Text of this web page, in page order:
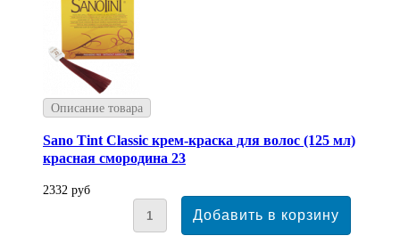
Описание товара
Sano Tint Classic крем-краска для волос (125 мл)
красная смородина 23
2332 руб